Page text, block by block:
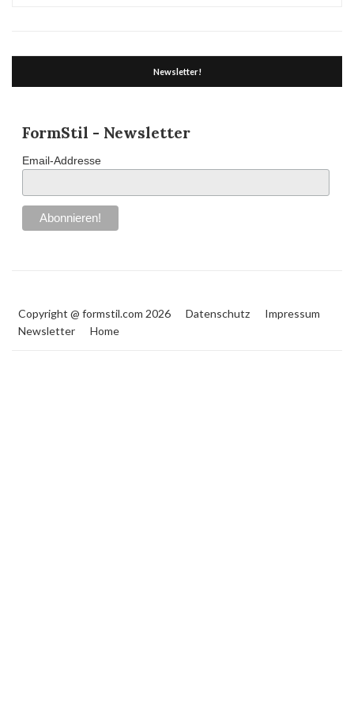
Newsletter!
FormStil - Newsletter
Email-Addresse
Copyright @ formstil.com 2026 Datenschutz
Impressum
Newsletter
Home